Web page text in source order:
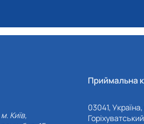
Київ,
Приймальна
03041,